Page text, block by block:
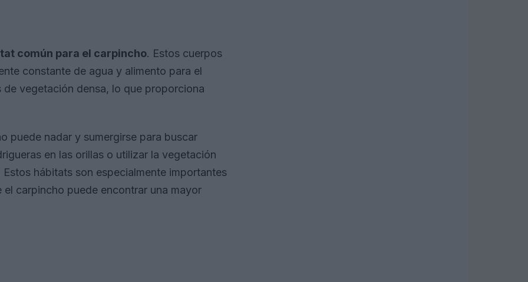
común para el carpincho. Estos cuerpos
constante de agua y alimento para el
vegetación densa, lo que proporciona
puede nadar y sumergirse para buscar
en las orillas o utilizar la vegetación
hábitats son especialmente importantes
carpincho puede encontrar una mayor